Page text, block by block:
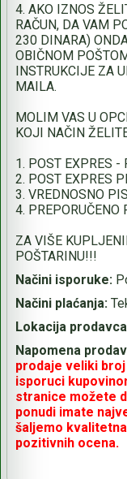
4. AKO IZNOS
RAČUN, DA VAM
230 DINARA)
OBIČNOM
INSTRUKCIJE ZA
MAILA.
MOLIM VAS U
KOJI NAČIN
1. POST EXPRES -
2. POST EXPRES
3. VREDNOSNO
4. PREPORUČENO
ZA VIŠE
POŠTARINU!!!
Načini isporuke:
Načini plaćanja:
Lokacija
Napomena
prodaje veliki
isporuci
stranice možete
ponudi imate
šaljemo
pozitivnih ocena.